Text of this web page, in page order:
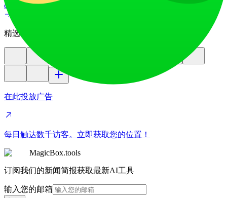
educationimage
精选
在此投放广告
每日触达数千访客。立即获取您的位置！
MagicBox.tools
订阅我们的新闻简报获取最新AI工具
输入您的邮箱